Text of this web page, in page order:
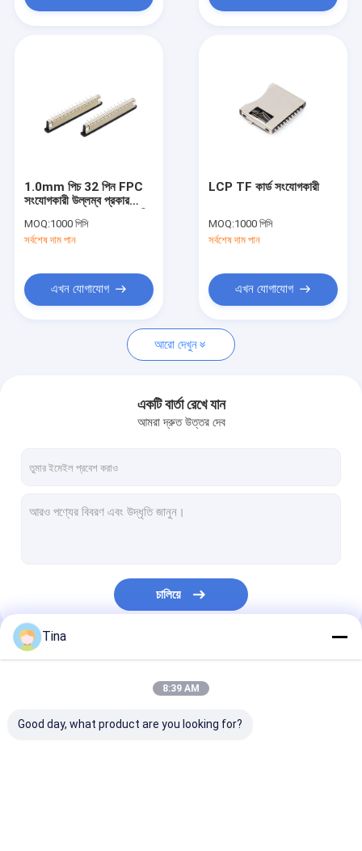
ভিডিও
আমাদের সম্বন্ধে
গুণমান নিয়ন্ত্রণ
খবর
টাইপ সি মহিলা সংযোগকারী
ইনপুট/আউটপুট সংযোগকারী
বিটিবি সংযোগকারী
1.0mm পিচ 32 পিন FPC
সংযোগকারী উল্লম্ব প্রকার
MOQ:1000 পিসি
সর্বশেষ দাম পান
এখন যোগাযোগ
LCP TF কার্ড সংযোগকারী
MOQ:1000 পিসি
সর্বশেষ দাম পান
এখন যোগাযোগ
আরো দেখুন
একটি বার্তা রেখে যান
আমরা দ্রুত উত্তর দেব
চালিয়ে
আমাদের বিভাগসমূহ
Tina
8:39 AM
Good day, what product are you looking for?